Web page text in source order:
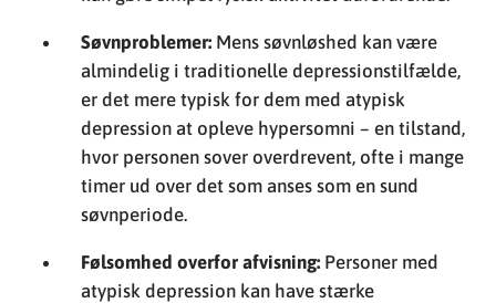
hvor personen sover overdrevent, ofte i mange
timer ud over det som anses som en sund
søvnperiode.
Følsomhed overfor afvisning:
Personer med
atypisk depression kan have stærke
følelsesmæssige reaktioner på afvisning og
kritik og kan være særligt følsomme overfor
oplevet eller reel social afvisning.
Det er vigtigt at bemærke, at uanset betegnelsen